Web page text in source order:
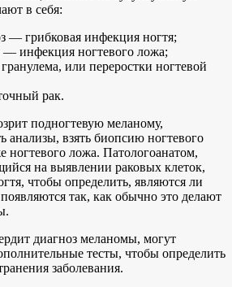
в себя:
— грибковая инфекция ногтя;
— инфекция ногтевого ложа;
или переростки ногтевой
рак.
подногтевую меланому,
анализы, взять биопсию ногтевого
ногтевого ложа. Патологоанатом,
на выявлении раковых клеток,
чтобы определить, являются ли
так, как обычно это делают
диагноз меланомы, могут
тесты, чтобы определить
заболевания.